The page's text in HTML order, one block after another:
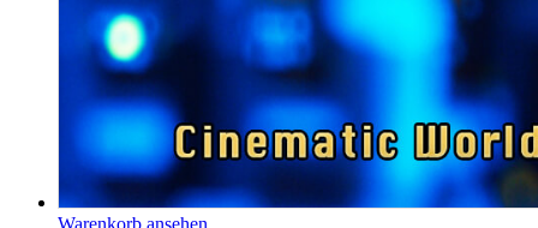
Warenkorb ansehen